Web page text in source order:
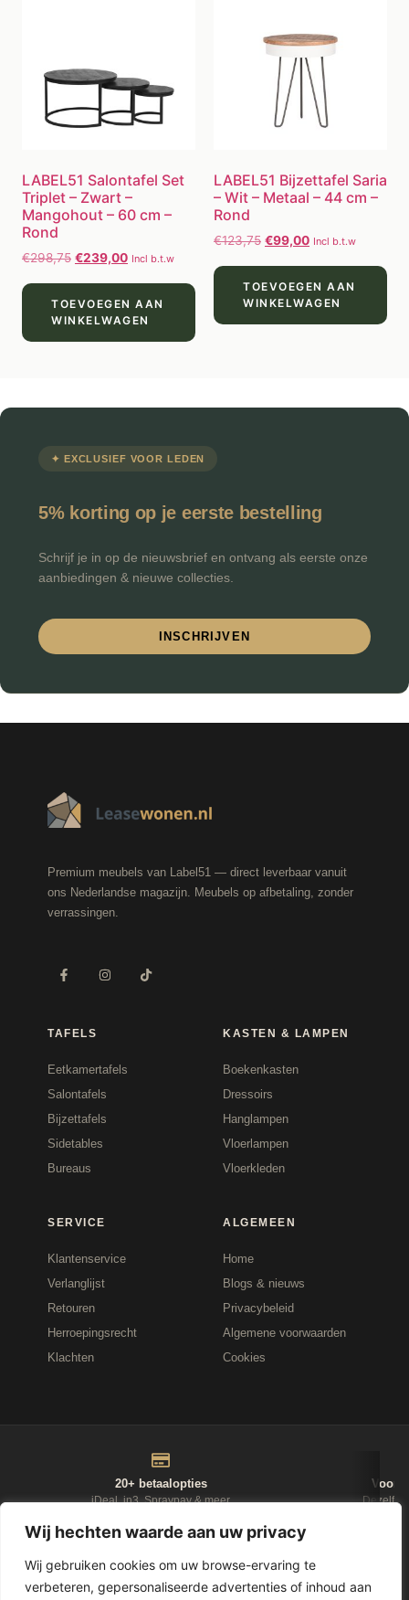
Wij hechten waarde aan uw privacy
Wij gebruiken cookies om uw browse-ervaring te
verbeteren, gepersonaliseerde advertenties of inhoud aan
LABEL51 Salontafel Set
Triplet – Zwart –
Mangohout – 60 cm –
Rond
€298,75 €239,00 Incl b.t.w
TOEVOEGEN AAN
WINKELWAGEN
LABEL51 Bijzettafel Saria
– Wit – Metaal – 44 cm –
Rond
€123,75 €99,00 Incl b.t.w
TOEVOEGEN AAN
WINKELWAGEN
✦ EXCLUSIEF VOOR LEDEN
5% korting op je eerste bestelling
Schrijf je in op de nieuwsbrief en ontvang als eerste onze
aanbiedingen & nieuwe collecties.
INSCHRIJVEN
Premium meubels van Label51 — direct leverbaar vanuit
ons Nederlandse magazijn. Meubels op afbetaling, zonder
verrassingen.
TAFELS
Eetkamertafels
Salontafels
Bijzettafels
Sidetables
Bureaus
KASTEN & LAMPEN
Boekenkasten
Dressoirs
Hanglampen
Vloerlampen
Vloerkleden
SERVICE
Klantenservice
Verlanglijst
Retouren
Herroepingsrecht
Klachten
ALGEMEEN
Home
Blogs & nieuws
Privacybeleid
Algemene voorwaarden
Cookies
20+ betaalopties
iDeal, in3, Spraypay & meer
Voor
NIEUWSBRIEF